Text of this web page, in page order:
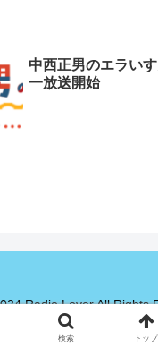
中西正男のエラい
一放送開始
Radio Lover All Rights
検索 トップ